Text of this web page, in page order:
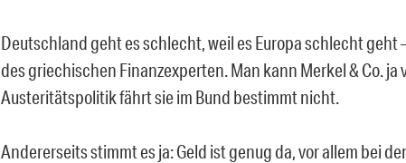
Deutschland geht es schlecht, weil es Europa schlecht geht
des griechischen Finanzexperten. Man kann Merkel & Co. ja
Austeritätspolitik fährt sie im Bund bestimmt nicht.
Andererseits stimmt es ja: Geld ist genug da, vor allem bei